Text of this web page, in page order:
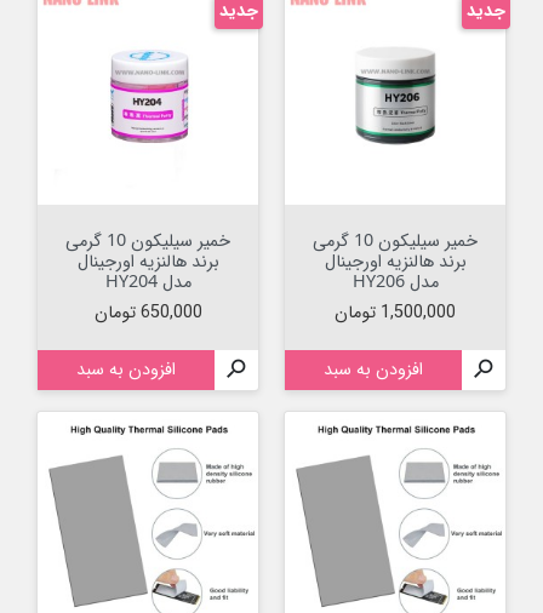
خمیر سیلیکون 10 گرمی
برند هالنزیه اورجینال
مدل HY206
قیمت
1,500,000 تومان
 افزودن به سبد
جدید
خمیر سیلیکون 10 گرمی
برند هالنزیه اورجینال
مدل HY204
قیمت
650,000 تومان
 افزودن به سبد
جدید